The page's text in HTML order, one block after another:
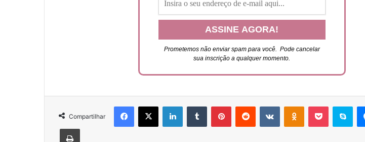
Prometemos não enviar spam para você. Pode cancelar
sua inscrição a qualquer momento.
Compartilhar